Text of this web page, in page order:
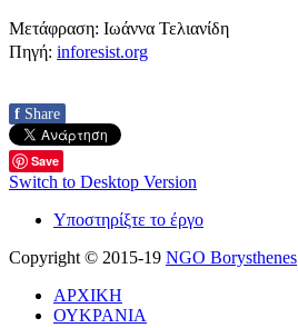
Μετάφραση: Ιωάννα Τελιανίδη
Πηγή: inforesist.org
f Share
Save
Switch to Desktop Version
Υποστηρίξτε το έργο
Copyright © 2015-19 NGO Borysthenes
ΑΡΧΙΚΗ
ΟΥΚΡΑΝΙΑ